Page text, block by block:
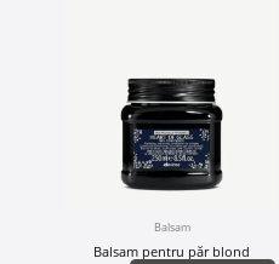
Balsam
Balsam pentru păr blond